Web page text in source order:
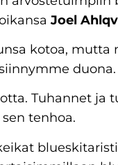
Joel
kotoa,
duona.
Tuhannet ja
tenhoa.